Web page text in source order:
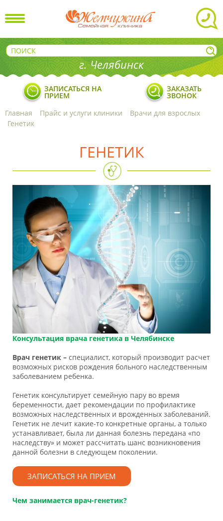
г. Челябинск
ЗАПИСАТЬСЯ НА
ПРИЕМ
ЗАКАЗАТЬ
ЗВОНОК
Главная
Прайс и услуги клиники
Врачи для взрослых
Генетик
ГЕНЕТИК
Консультация врача генетика в Челябинске
Врач генетик – специалист, который производит расчет
возможных рисков рождения больного наследственным
заболеванием ребенка.
Генетик консультирует семейную пару во время
беременности, дает рекомендации по профилактике
возможных наследственных и врожденных заболеваний.
Генетик не лечит какие-то конкретные органы, а только
устанавливает, была ли данная болезнь передана «по
наследству» и может рассчитать шанс возникновения
данной болезни в следующем поколении.
ЗАПИСАТЬСЯ НА ПРИЕМ
Чем занимается врач-генетик?